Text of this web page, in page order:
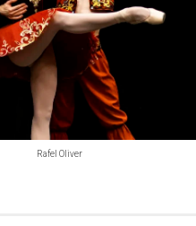
Rafel Oliver